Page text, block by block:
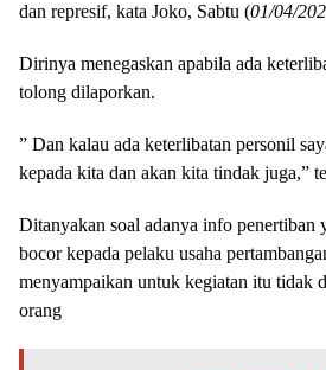
dan represif, kata Joko, Sabtu (01/04/
Dirinya menegaskan apabila ada
tolong dilaporkan.
” Dan kalau ada keterlibatan personil
kepada kita dan akan kita tindak juga,”
Ditanyakan soal adanya info penertiban
bocor kepada pelaku usaha
menyampaikan untuk kegiatan itu tidak
orang